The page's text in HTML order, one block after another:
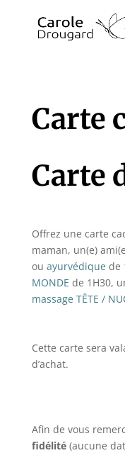
Carte
Carte
Offrez une carte
maman, un(e)
ou ayurvédique de
MONDE de 1H30,
massage TÊTE /
Cette carte sera
d’achat.
Afin de vous
fidélité(aucune